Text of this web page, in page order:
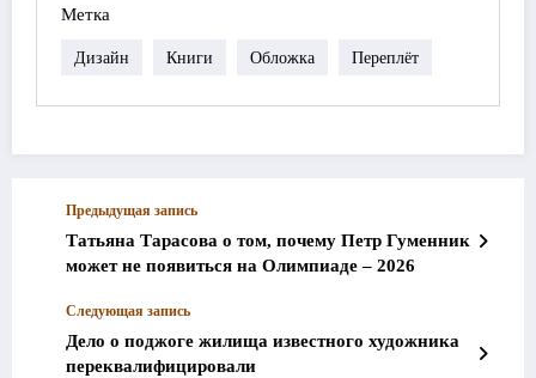
Метка
Дизайн Книги Обложка Переплёт
Предыдущая запись
Татьяна Тарасова о том, почему Петр Гуменник
может не появиться на Олимпиаде – 2026
Следующая запись
Дело о поджоге жилища известного художника
переквалифицировали